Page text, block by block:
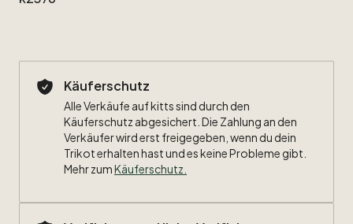
Käuferschutz
Alle Verkäufe auf kitts sind durch den
Käuferschutz abgesichert. Die Zahlung an den
Verkäufer wird erst freigegeben, wenn du dein
Trikot erhalten hast und es keine Probleme gibt.
Mehr zumKäuferschutz